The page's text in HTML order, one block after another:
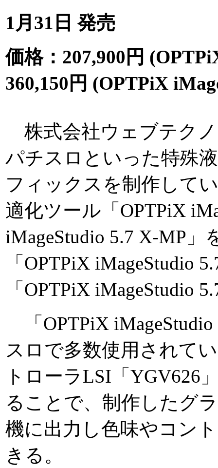
1月31日 発売
価格：207,900円
360,150円 (OPTPiX
株式会社ウェブテク
パチスロといった特殊
フィックスを制作して
適化ツール「OPTPiX
iMageStudio 5.7 X-MP
「OPTPiX iMageStudio
「OPTPiX iMageStudio
「OPTPiX
スロで多数使用されて
トローラLSI「YGV626
ることで、制作したグ
機に出力し色味やコン
きる。